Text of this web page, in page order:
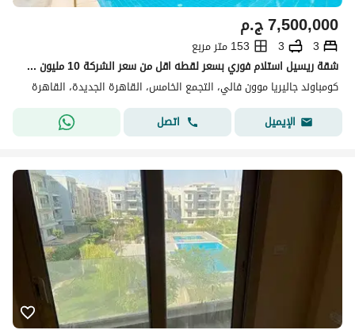
ج.م7,500,000
3
3
153 متر مربع
شقة ريسيل استلام فوري بسعر لقطه اقل من سعر الشركة 10 مليون في كمبوند جاليريا موون فالي الجولدن سكوير التجمع الخامس
كومباوند جاليريا موون فالي، التجمع الخامس، القاهرة الجديدة، القاهرة
الإيميل
اتصل